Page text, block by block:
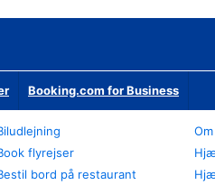
Booking.com for Business
flyrejser
bord på restaurant